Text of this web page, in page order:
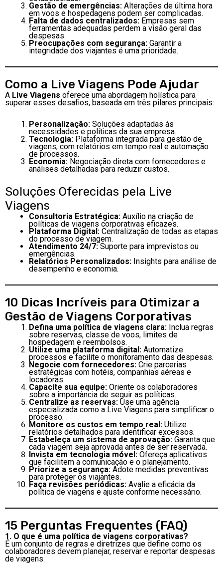
Gestão de emergências: Alterações de última hora
em voos e hospedagens podem ser complicadas.
Falta de dados centralizados: Empresas sem
ferramentas adequadas perdem a visão geral das
despesas.
Preocupações com segurança: Garantir a
integridade dos viajantes é uma prioridade.
Como a Live Viagens Pode Ajudar
A Live Viagens oferece uma abordagem holística para
superar esses desafios, baseada em três pilares principais:
Personalização: Soluções adaptadas às
necessidades e políticas da sua empresa.
Tecnologia: Plataforma integrada para gestão de
viagens, com relatórios em tempo real e automação
de processos.
Economia: Negociação direta com fornecedores e
análises detalhadas para reduzir custos.
Soluções Oferecidas pela Live
Viagens
Consultoria Estratégica: Auxílio na criação de
políticas de viagens corporativas eficazes.
Plataforma Digital: Centralização de todas as etapas
do processo de viagem.
Atendimento 24/7: Suporte para imprevistos ou
emergências.
Relatórios Personalizados: Insights para análise de
desempenho e economia.
10 Dicas Incríveis para Otimizar a
Gestão de Viagens Corporativas
Defina uma política de viagens clara: Inclua regras
sobre reservas, classe de voos, limites de
hospedagem e reembolsos.
Utilize uma plataforma digital: Automatize
processos e facilite o monitoramento das despesas.
Negocie com fornecedores: Crie parcerias
estratégicas com hotéis, companhias aéreas e
locadoras.
Capacite sua equipe: Oriente os colaboradores
sobre a importância de seguir as políticas.
Centralize as reservas: Use uma agência
especializada como a Live Viagens para simplificar o
processo.
Monitore os custos em tempo real: Utilize
relatórios detalhados para identificar excessos.
Estabeleça um sistema de aprovação: Garanta que
cada viagem seja aprovada antes de ser reservada.
Invista em tecnologia móvel: Ofereça aplicativos
que facilitem a comunicação e o planejamento.
Priorize a segurança: Adote medidas preventivas
para proteger os viajantes.
Faça revisões periódicas: Avalie a eficácia da
política de viagens e ajuste conforme necessário.
15 Perguntas Frequentes (FAQ)
1. O que é uma política de viagens corporativas?
É um conjunto de regras e diretrizes que define como os
colaboradores devem planejar, reservar e reportar despesas
de viagens.